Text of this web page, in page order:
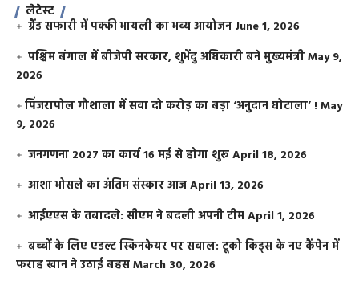
लेटेस्ट
ग्रैंड सफारी में पक्की भायली का भव्य आयोजन June 1, 2026
पश्चिम बंगाल में बीजेपी सरकार, शुभेंदु अधिकारी बने मुख्यमंत्रीMay 9,
2026
​पिंजरापोल गौशाला में सवा दो करोड़ का बड़ा ‘अनुदान घोटाला’ !May
9, 2026
जनगणना 2027 का कार्य 16 मई से होगा शुरूApril 18, 2026
आशा भोसले का अंतिम संस्कार आजApril 13, 2026
आईएएस के तबादले: सीएम ने बदली अपनी टीमApril 1, 2026
बच्चों के लिए एडल्ट स्किनकेयर पर सवाल: टूको किड्स के नए कैंपेन में
फराह खान ने उठाई बहसMarch 30, 2026